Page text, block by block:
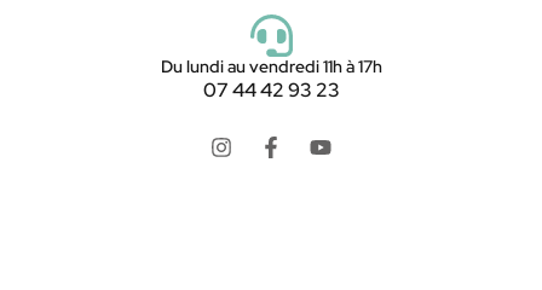
Du lundi au vendredi 11h à 17h
07 44 42 93 23